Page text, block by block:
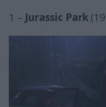
1 – Jurassic Park